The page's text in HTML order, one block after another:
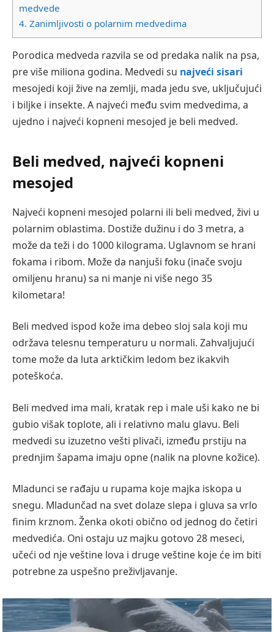
medvede
4. Zanimljivosti o polarnim medvedima
Porodica medveda razvila se od predaka nalik na psa,
pre više miliona godina. Medvedi su najveći sisari
mesojedi koji žive na zemlji, mada jedu sve, uključujući
i biljke i insekte. A najveći među svim medvedima, a
ujedno i najveći kopneni mesojed je beli medved.
Beli medved, najveći kopneni
mesojed
Najveći kopneni mesojed polarni ili beli medved, živi u
polarnim oblastima. Dostiže dužinu i do 3 metra, a
može da teži i do 1000 kilograma. Uglavnom se hrani
fokama i ribom. Može da nanjuši foku (inače svoju
omiljenu hranu) sa ni manje ni više nego 35
kilometara!
Beli medved ispod kože ima debeo sloj sala koji mu
održava telesnu temperaturu u normali. Zahvaljujući
tome može da luta arktičkim ledom bez ikakvih
poteškoća.
Beli medved ima mali, kratak rep i male uši kako ne bi
gubio višak toplote, ali i relativno malu glavu. Beli
medvedi su izuzetno vešti plivači, između prstiju na
prednjim šapama imaju opne (nalik na plovne kožice).
Mladunci se rađaju u rupama koje majka iskopa u
snegu. Mladunčad na svet dolaze slepa i gluva sa vrlo
finim krznom. Ženka okoti obično od jednog do četiri
medvedića. Oni ostaju uz majku gotovo 28 meseci,
učeći od nje veštine lova i druge veštine koje će im biti
potrebne za uspešno preživljavanje.